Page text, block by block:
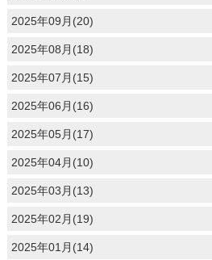
2025年09月(20)
2025年08月(18)
2025年07月(15)
2025年06月(16)
2025年05月(17)
2025年04月(10)
2025年03月(13)
2025年02月(19)
2025年01月(14)